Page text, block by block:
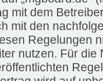
mit dem
mit den
Regelungen
nutzen. Für